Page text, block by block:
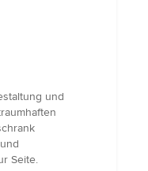
und
Seite.